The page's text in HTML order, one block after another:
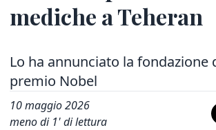
mediche a Teheran
Lo ha annunciato la fondazione
premio Nobel
10 maggio 2026
meno di 1' di lettura